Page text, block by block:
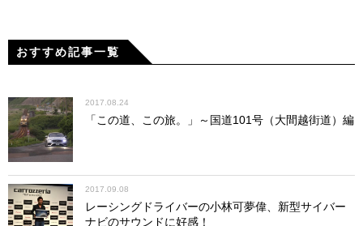
おすすめ記事一覧
2017.08.24
「この道、この旅。」～国道101号（大間越街道）編
2017.09.08
レーシングドライバーの小林可夢偉、新型サイバー
ナビのサウンドに好感！